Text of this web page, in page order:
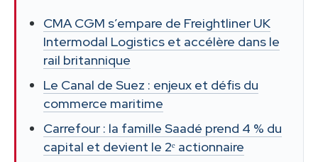
CMA CGM s’empare de Freightliner UK
Intermodal Logistics et accélère dans le
rail britannique
Le Canal de Suez : enjeux et défis du
commerce maritime
Carrefour : la famille Saadé prend 4 % du
capital et devient le 2ᵉ actionnaire